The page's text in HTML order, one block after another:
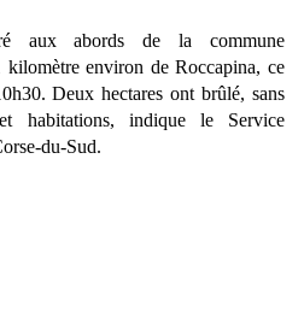
aux abords de la commune
environ de Roccapina, ce
Deux hectares ont brûlé, sans
habitations, indique le Service
du-Sud.